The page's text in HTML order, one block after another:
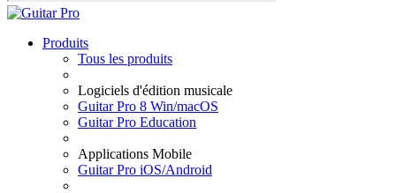
Produits
Tous les produits
Logiciels d'édition musicale
Guitar Pro 8 Win/macOS
Guitar Pro Education
Applications Mobile
Guitar Pro iOS/Android